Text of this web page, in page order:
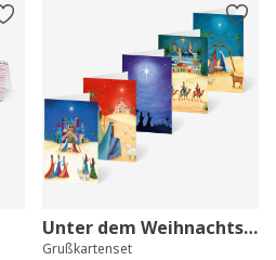
Unter dem Weihnachtsstern
Grußkartenset